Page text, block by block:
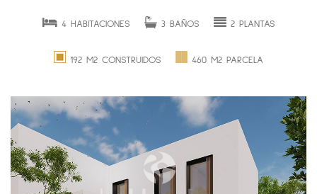
4 HABITACIONES 3 BAÑOS 2 PLANTAS
192 M2 CONSTRUIDOS 460 M2 PARCELA